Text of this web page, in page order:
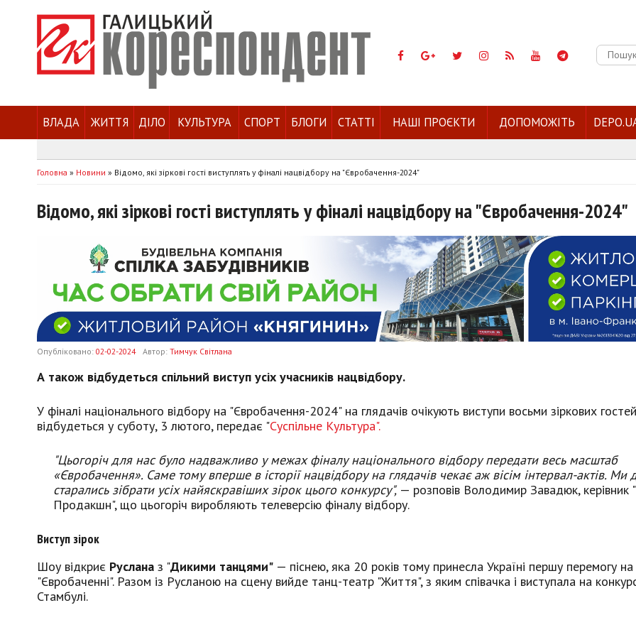
Пошук:
ВЛАДА ЖИТТЯ ДІЛО КУЛЬТУРА СПОРТ БЛОГИ СТАТТІ НАШІ ПРОЄКТИ ДОПОМОЖІТЬ
Головна » Новини » Відомо, які зіркові гості виступлять у фіналі нацвідбору на "Євробачення-2024"
Відомо, які зіркові гості виступлять у фіналі нацвідбору на "Євробачення-2024"
Опубліковано: 02-02-2024 Автор: Тимчук Світлана
А також відбудеться спільний виступ усіх учасників нацвідбору.
У фіналі національного відбору на "Євробачення-2024" на глядачів очікують виступи восьми зіркових
відбудеться у суботу, 3 лютого, передає "Суспільне Культура".
"Цьогоріч для нас було надважливо у межах фіналу національного відбору передати весь масштаб
«Євробачення». Саме тому вперше в історії нацвідбору на глядачів чекає аж вісім інтервал-актів. Ми
старались зібрати усіх найяскравіших зірок цього конкурсу",— розповів Володимир Завадюк, керівник
Продакшн", що цьогоріч виробляють телеверсію фіналу відбору.
Виступ зірок
Шоу відкриє Руслана з "Дикими танцями" — піснею, яка 20 років тому принесла Україні першу перемогу на
"Євробаченні". Разом із Русланою на сцену вийде танц-театр "Життя", з яким співачка і виступала на
Стамбулі.